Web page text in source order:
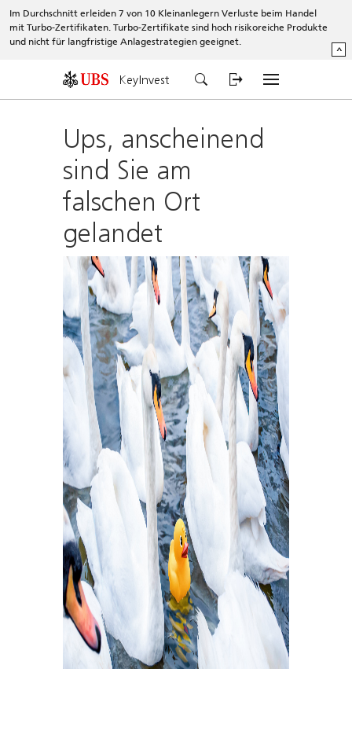
Im Durchschnitt erleiden 7 von 10 Kleinanlegern Verluste beim Handel
mit Turbo-Zertifikaten. Turbo-Zertifikate sind hoch risikoreiche Produkte
und nicht für langfristige Anlagestrategien geeignet.
^
KeyInvest
Ups, anscheinend
sind Sie am
falschen Ort
gelandet